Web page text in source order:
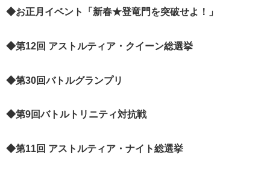
◆お正月イベント「新春★登竜門を突破せよ！」
◆第12回 アストルティア・クイーン総選挙
◆第30回バトルグランプリ
◆第9回バトルトリニティ対抗戦
◆第11回 アストルティア・ナイト総選挙